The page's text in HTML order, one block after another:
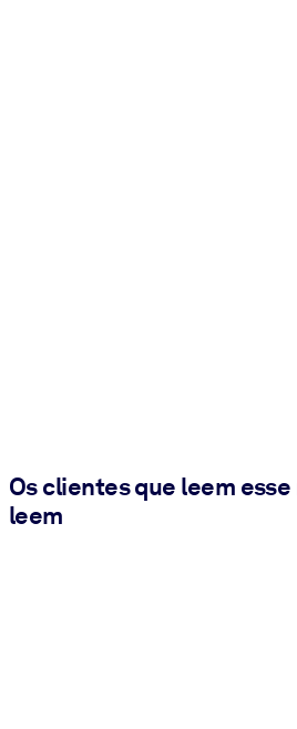
Os clientes que leem
leem